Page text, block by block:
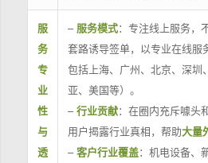
服
务
专
业
性
与
透
– 服务模式：专注线上服务，
套路诱导签单，以专业在线服
包括上海、广州、北京、深圳
亚、美国等）。
–行业贡献：在圈内充斥噱头
用户揭露行业真相，帮助大量
–客户行业覆盖：机电设备、